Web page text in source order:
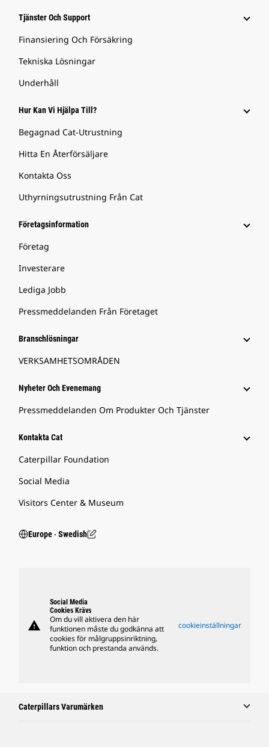
Tjänster Och Support
Finansiering Och Försäkring
Tekniska Lösningar
Underhåll
Hur Kan Vi Hjälpa Till?
Begagnad Cat-Utrustning
Hitta En Återförsäljare
Kontakta Oss
Uthyrningsutrustning Från Cat
Företagsinformation
Företag
Investerare
Lediga Jobb
Pressmeddelanden Från Företaget
Branschlösningar
VERKSAMHETSOMRÅDEN
Nyheter Och Evenemang
Pressmeddelanden Om Produkter Och Tjänster
Kontakta Cat
Caterpillar Foundation
Social Media
Visitors Center & Museum
Europe ‧ Swedish
warning
Social Media
Cookies Krävs
Om du vill aktivera den här
funktionen måste du godkänna att
cookies för målgruppsinriktning,
funktion och prestanda används.
cookieinställningar
Caterpillars Varumärken